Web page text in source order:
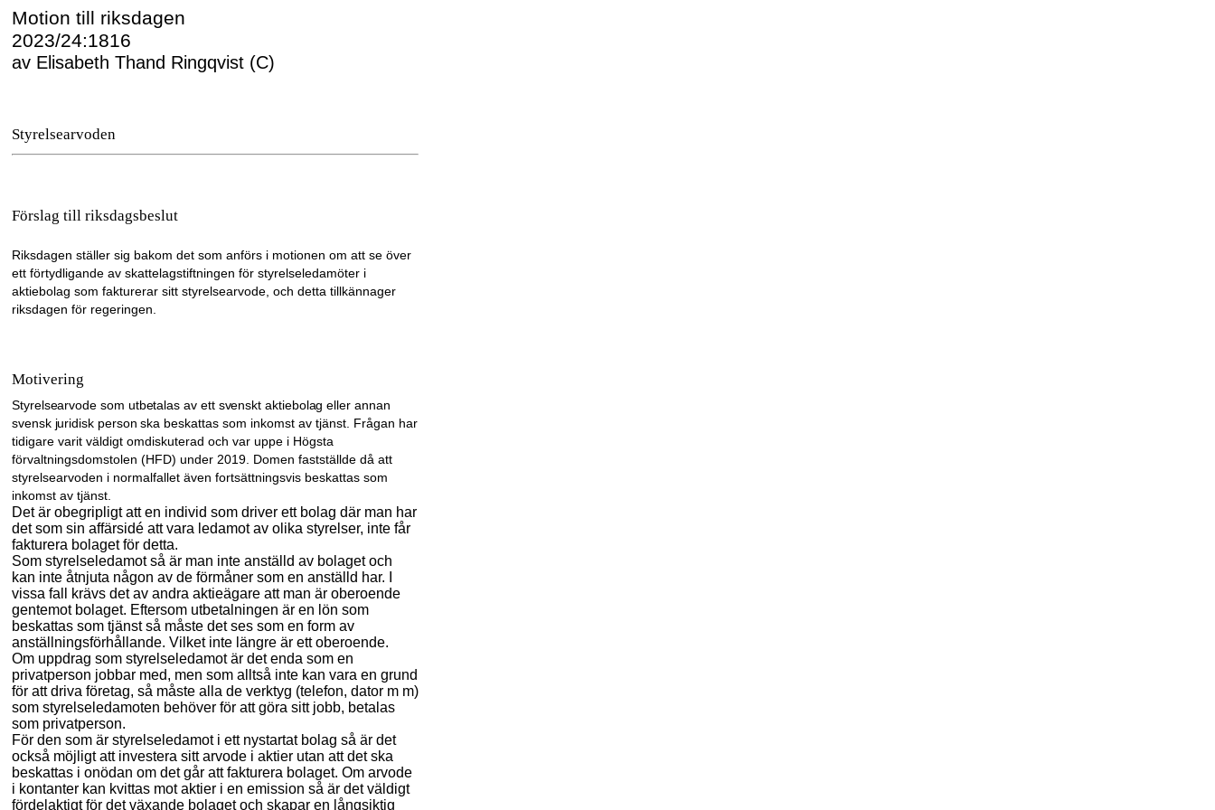
Motion till riksdagen
2023/24:1816
av Elisabeth Thand Ringqvist (C)
Styrelsearvoden
Förslag till riksdagsbeslut
Riksdagen ställer sig bakom det som anförs i motionen om att se över
ett förtydligande av skattelagstiftningen för styrelseledamöter i
aktiebolag som fakturerar sitt styrelsearvode, och detta tillkännager
riksdagen för regeringen.
Motivering
Styrelsearvode som utbetalas av ett svenskt aktiebolag eller annan
svensk juridisk person ska beskattas som inkomst av tjänst. Frågan har
tidigare varit väldigt omdiskuterad och var uppe i Högsta
förvaltningsdomstolen (HFD) under 2019. Domen fastställde då att
styrelsearvoden i normalfallet även fortsättningsvis beskattas som
inkomst av tjänst.
Det är obegripligt att en individ som driver ett bolag där man har
det som sin affärsidé att vara ledamot av olika styrelser, inte får
fakturera bolaget för detta.
Som styrelseledamot så är man inte anställd av bolaget och
kan inte åtnjuta någon av de förmåner som en anställd har. I
vissa fall krävs det av andra aktieägare att man är oberoende
gentemot bolaget. Eftersom utbetalningen är en lön som
beskattas som tjänst så måste det ses som en form av
anställningsförhållande. Vilket inte längre är ett oberoende.
Om uppdrag som styrelseledamot är det enda som en
privatperson jobbar med, men som alltså inte kan vara en grund
för att driva företag, så måste alla de verktyg (telefon, dator m m)
som styrelseledamoten behöver för att göra sitt jobb, betalas
som privatperson.
För den som är styrelseledamot i ett nystartat bolag så är det
också möjligt att investera sitt arvode i aktier utan att det ska
beskattas i onödan om det går att fakturera bolaget. Om arvode
i kontanter kan kvittas mot aktier i en emission så är det väldigt
fördelaktigt för det växande bolaget och skapar en långsiktig